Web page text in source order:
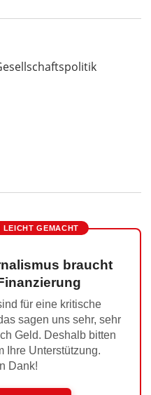
LEICHT GEMACHT
braucht
für eine kritische
sagen uns sehr, sehr
Geld. Deshalb bitten
Ihre Unterstützung.
Dank!